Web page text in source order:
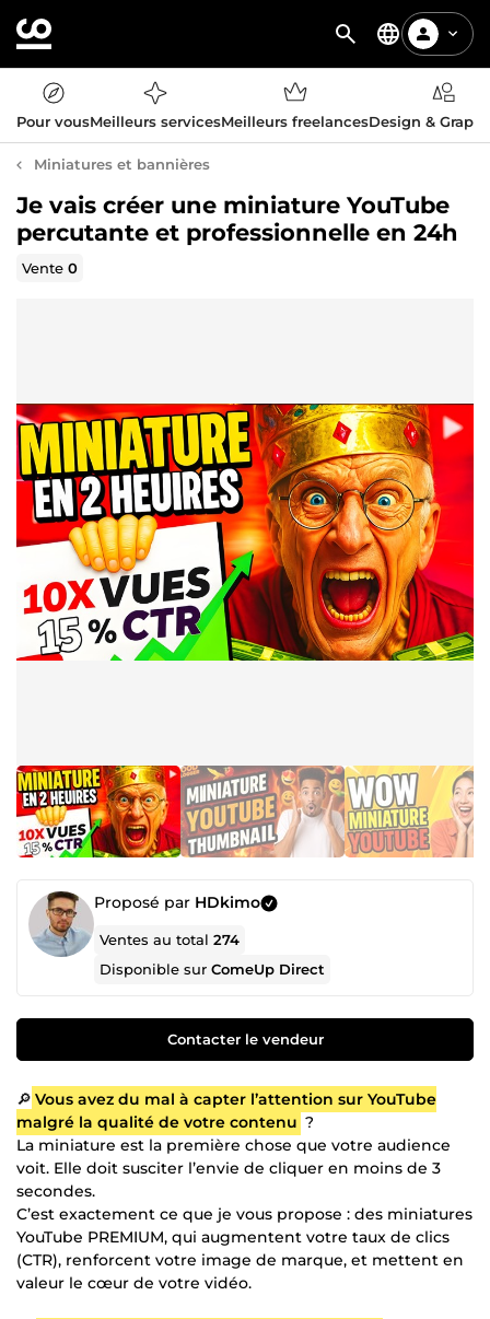
Pour vousMeilleurs servicesMeilleurs freelancesDesign &
Miniatures et bannières
Je vais créer une miniature YouTube
percutante et professionnelle en 24h
Vente0
Proposé par HDkimo
Ventes au total274
Disponible surComeUp Direct
Contacter le vendeur
🔎 Vous avez du mal à capter l’attention sur YouTube
malgré la qualité de votre contenu ?
La miniature est la première chose que votre audience
voit. Elle doit susciter l’envie de cliquer en moins de 3
secondes.
C’est exactement ce que je vous propose : des miniatures
YouTube PREMIUM, qui augmentent votre taux de clics
(CTR), renforcent votre image de marque, et mettent en
valeur le cœur de votre vidéo.